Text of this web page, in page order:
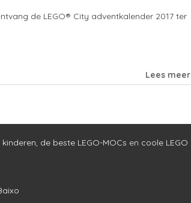
de LEGO® City adventkalender 2017 ter
Lees meer
, de beste LEGO-MOCs en coole LEGO